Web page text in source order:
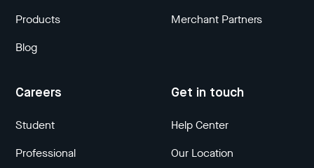
Products
Blog
Merchant Partners
Careers
Student
Professional
Get in touch
Help Center
Our Location